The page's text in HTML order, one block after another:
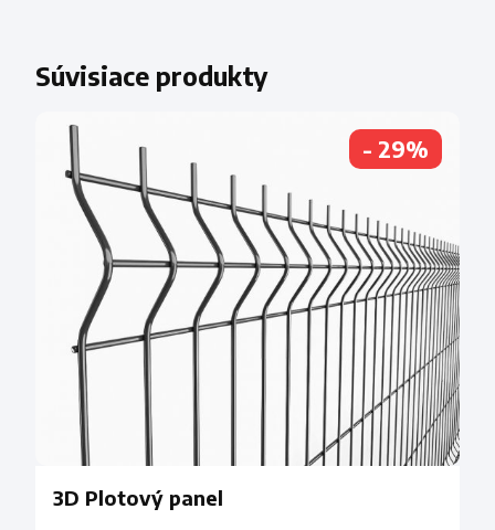
Súvisiace produkty
- 29%
3D Plotový panel